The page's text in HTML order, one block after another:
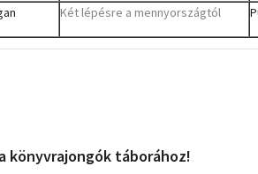
Két lépésre a mennyországtól
könyvrajongók táborához!